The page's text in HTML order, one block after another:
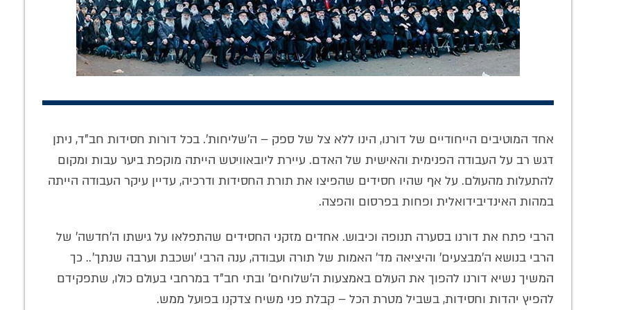
אחד המוטיבים הייחודיים של דורנו, הינו ללא צל של ספק – ה'שליחות'. בכל דורות חסידות חב"ד, ניתן
דגש רב על העבודה הפנימית והאישית של האדם. עיירת ליובאוויטש הייתה מוקפת ביער עבות ומקום
להתעלות מהעולם. על אף שהיו חסידים שהפיצו את תורת החסידות ודרכיה, עדיין עיקר העבודה הייתה
במהות האינדיבידואלית ופחות בפרסום והפצה.
הרבי פתח את דורנו בסערה תנופה וכיבוש. אחדים מזקני החסידים שהתפלאו על גישתו ה'חדשה' של
הרבי בנושא ה'מבצעים' והיציאה מד' האמות של תורה ועבודה, ענה הרבי 'ושכבת וערבה שנתך'.. כך
המשיך נשיא דורנו להפוך את העולם באמצעות ה'שלוחים' ובתי חב"ד במרחבי בעולם כולו, שתפקידם
להפיץ יהדות וחסידות, בשביל מטרת הכל – קבלת פני משיח צדקנו בפועל ממש.
גילה הרב פרידמן
לאחרונה?
החיות של חב"ד •
שיחה כנה עם הרב
עבודת התפילה
וה'חופש' האמיתי •
טור מיוחד
בגופו ובממונו': כתב
היד הנדיר של הרבי
באריכות: סיפור
הנהגתו המופלאה
חב"ד ליאדי